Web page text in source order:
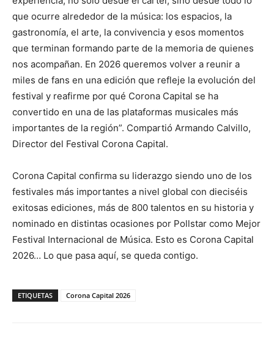
que ocurre alrededor de la música: los espacios, la
gastronomía, el arte, la convivencia y esos momentos
que terminan formando parte de la memoria de quienes
nos acompañan. En 2026 queremos volver a reunir a
miles de fans en una edición que refleje la evolución del
festival y reafirme por qué Corona Capital se ha
convertido en una de las plataformas musicales más
importantes de la región”. Compartió Armando Calvillo,
Director del Festival Corona Capital.
Corona Capital confirma su liderazgo siendo uno de los
festivales más importantes a nivel global con dieciséis
exitosas ediciones, más de 800 talentos en su historia y
nominado en distintas ocasiones por Pollstar como Mejor
Festival Internacional de Música. Esto es Corona Capital
2026… Lo que pasa aquí, se queda contigo.
ETIQUETAS Corona Capital 2026